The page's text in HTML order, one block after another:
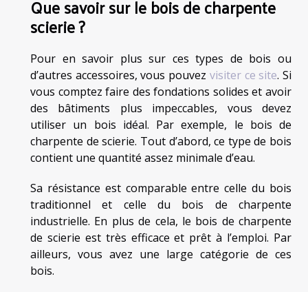
Que savoir sur le bois de charpente
scierie ?
Pour en savoir plus sur ces types de bois ou
d’autres accessoires, vous pouvez visiter ce site. Si
vous comptez faire des fondations solides et avoir
des bâtiments plus impeccables, vous devez
utiliser un bois idéal. Par exemple, le bois de
charpente de scierie. Tout d’abord, ce type de bois
contient une quantité assez minimale d’eau.
Sa résistance est comparable entre celle du bois
traditionnel et celle du bois de charpente
industrielle. En plus de cela, le bois de charpente
de scierie est très efficace et prêt à l’emploi. Par
ailleurs, vous avez une large catégorie de ces
bois.